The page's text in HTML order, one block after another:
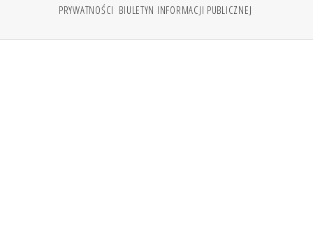
PRYWATNOŚCI BIULETYN INFORMACJI PUBLICZNEJ